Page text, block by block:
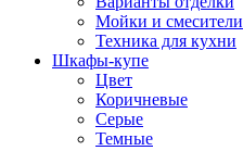
Мойки и смесители
Техника для кухни
Шкафы-купе
Цвет
Коричневые
Серые
Темные